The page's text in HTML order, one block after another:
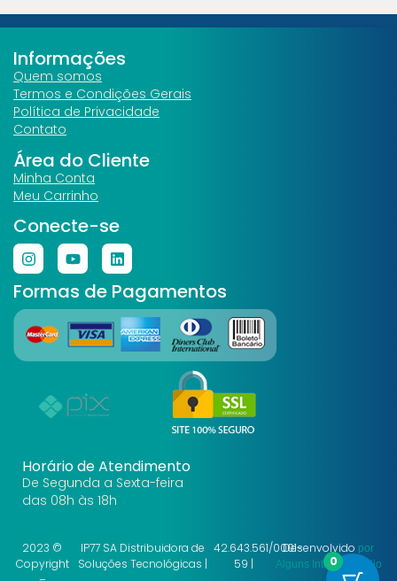
Informações
Quem somos
Termos e Condições Gerais
Política de Privacidade
Contato
Área do Cliente
Minha Conta
Meu Carrinho
Conecte-se
Formas de Pagamentos
Horário de Atendimento
De Segunda a Sexta-feira
das 08h às 18h
2023 ©
Copyright
IP77 SA Distribuidora de
Soluções Tecnológicas |
42.643.561/0001-
59 |
Desenvolvido por
Alguns Internet Studio
0